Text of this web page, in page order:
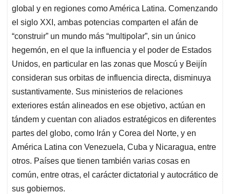
global y en regiones como América Latina. Comenzando
el siglo XXI, ambas potencias comparten el afán de
“construir” un mundo más “multipolar”, sin un único
hegemón, en el que la influencia y el poder de Estados
Unidos, en particular en las zonas que Moscú y Beijín
consideran sus orbitas de influencia directa, disminuya
sustantivamente. Sus ministerios de relaciones
exteriores están alineados en ese objetivo, actúan en
tándem y cuentan con aliados estratégicos en diferentes
partes del globo, como Irán y Corea del Norte, y en
América Latina con Venezuela, Cuba y Nicaragua, entre
otros. Países que tienen también varias cosas en
común, entre otras, el carácter dictatorial y autocrático de
sus gobiernos.